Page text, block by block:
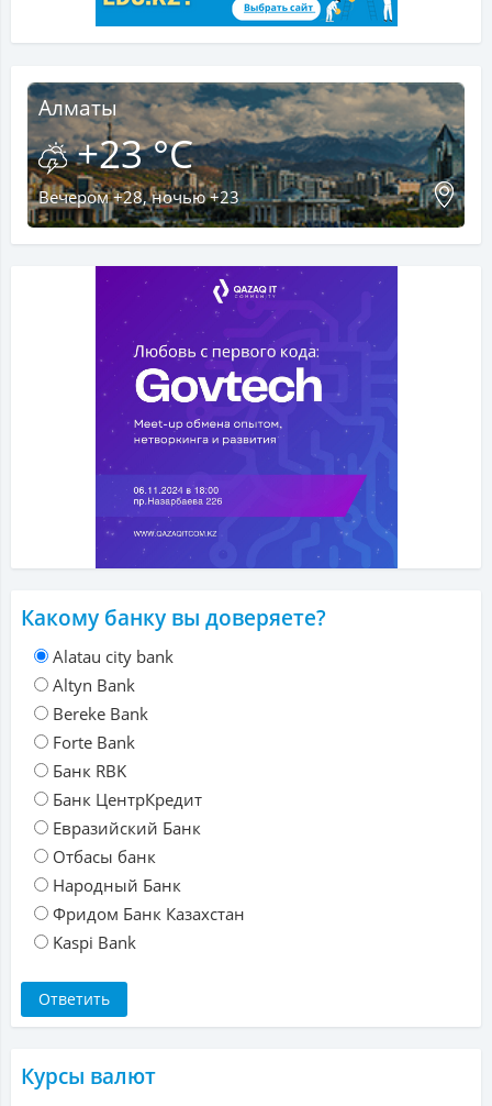
Алматы
+23 °C
Вечером +28, ночью +23
Какому банку вы доверяете?
Alatau city bank
Altyn Bank
Bereke Bank
Forte Bank
Банк RBK
Банк ЦентрКредит
Евразийский Банк
Отбасы банк
Народный Банк
Фридом Банк Казахстан
Kaspi Bank
Курсы валют